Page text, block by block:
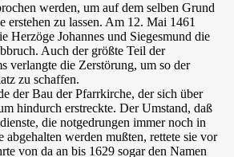
werden, um auf dem selben Grund
erstehen zu lassen. Am 12. Mai 1461
Herzöge Johannes und Siegesmund die
Auch der größte Teil der
verlangte die Zerstörung, um so der
zu schaffen.
der Bau der Pfarrkirche, der sich über
hindurch erstreckte. Der Umstand, daß
die notgedrungen immer noch in
abgehalten werden mußten, rettete sie vor
von da an bis 1629 sogar den Namen